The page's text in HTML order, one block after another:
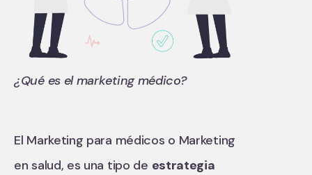
¿Qué es el marketing médico?
El Marketing para médicos o Marketing
en salud, es una tipo de estrategia